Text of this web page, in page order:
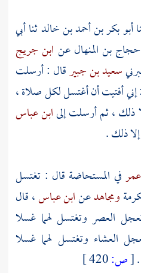
أبو بكر بن أحمد بن خالدثنا أبي
حجاج بن المنهالعن ابن جريج
سعيد بن جبيرقال : أرسلت
: إني أفتيت أن أغتسل لكل صلاة ،
ذلك ، ثم أرسلت إلىابن عباس
ذلك .
في المستحاضة قال : تغتسل
ومجاهدعنابن عباس، قال
العصر وتغتسل لهما غسلا
العشاء وتغتسل لهما غسلا
[ص: